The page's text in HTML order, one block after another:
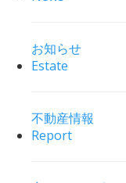
お知らせ
Estate
不動産情報
Report